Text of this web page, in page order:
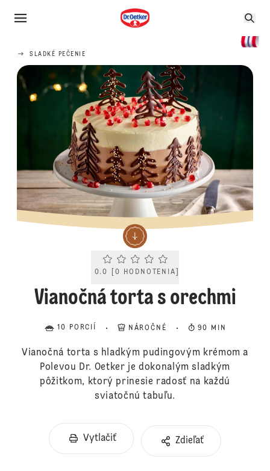
SLADKÉ PEČENIE
Current rating 0.0. Click to rate.
0.0 0 HODNOTENIA
Vianočná torta s orechmi
10 PORCIÍ NÁROČNÉ 90 MIN
Vianočná torta s hladkým pudingovým krémom a
Polevou Dr. Oetker je dokonalým sladkým
pôžitkom, ktorý prinesie radosť na každú
sviatočnú tabuľu.
Vytlačiť Zdieľať